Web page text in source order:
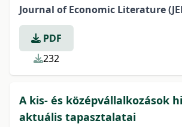
Journal of Economic Literature
PDF
232
A kis- és középvállalkozások
aktuális tapasztalatai